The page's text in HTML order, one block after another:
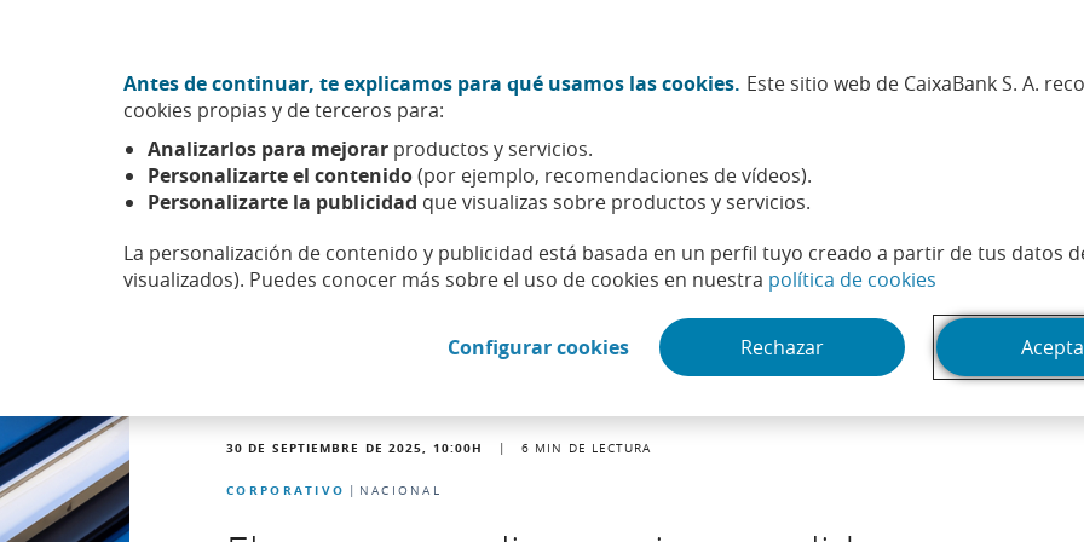
Antes de continuar, te explicamos para qué usamos las cookies. Este sitio web de CaixaBank S. A.
cookies propias y de terceros para:
Analizarlos para mejorar productos y servicios.
Personalizarte el contenido(por ejemplo, recomendaciones de vídeos).
Personalizarte la publicidad que visualizas sobre productos y servicios.
La personalización de contenido y publicidad está basada en un perfil tuyo creado a partir de tus datos
visualizados). Puedes conocer más sobre el uso de cookies en nuestra política de cookies
Configurar cookies(Abrir en ventana nueva)
Rechazar
Sobre nosotros
Actualidad Noticias Detalle noticia
30 DE SEPTIEMBRE DE 2025, 10:00H 6 MIN DE LECTURA
CORPORATIVO NACIONAL